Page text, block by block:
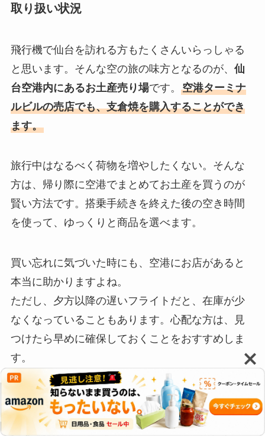
取り扱い状況
飛行機で仙台を訪れる方もたくさんいらっしゃる
と思います。そんな空の旅の味方となるのが、 仙
台空港内にあるお土産売り場です。 空港ターミナ
ルビルの売店でも、支倉焼を購入することができ
ます。
旅行中はなるべく荷物を増やしたくない。そんな
方は、帰り際に空港でまとめてお土産を買うのが
賢い方法です。搭乗手続きを終えた後の空き時間
を使って、ゆっくりと商品を選べます。
買い忘れに気づいた時にも、空港にお店があると
本当に助かりますよね。
ただし、夕方以降の遅いフライトだと、在庫が少
なくなっていることもあります。心配な方は、見
つけたら早めに確保しておくことをおすすめしま
す。
自動車移動での帰路に立ち寄りたい、主要SA
のラインナップ